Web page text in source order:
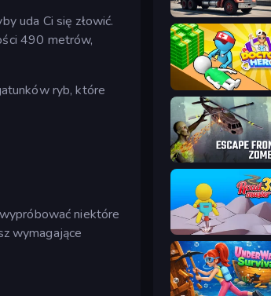
uda Ci się złowić.
490 metrów,
ryb, które
niektóre
wymagające
Cargo Truck Parking
Doctor Hero
Escape from Zombies
Road Master 3D